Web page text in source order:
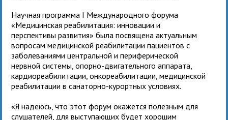
Научная программа I Международного форума
«Медицинская реабилитация: инновации и
перспективы развития» была посвящена актуальным
вопросам медицинской реабилитации пациентов с
заболеваниями центральной и периферической
нервной системы, опорно-двигательного аппарата,
кардиореабилитации, онкореабилитации, медицинской
реабилитации в санаторно-курортных условиях.
«Я надеюсь, что этот форум окажется полезным для
слушателей, для выступающих будет хорошим